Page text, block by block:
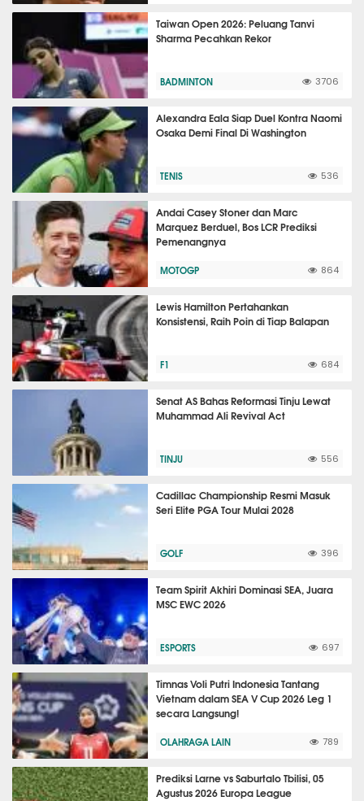
Taiwan Open 2026: Peluang Tanvi
Sharma Pecahkan Rekor
BADMINTON 3706
Alexandra Eala Siap Duel Kontra Naomi
Osaka Demi Final Di Washington
TENIS 536
Andai Casey Stoner dan Marc
Marquez Berduel, Bos LCR Prediksi
Pemenangnya
MOTOGP 864
Lewis Hamilton Pertahankan
Konsistensi, Raih Poin di Tiap Balapan
F1 684
Senat AS Bahas Reformasi Tinju Lewat
Muhammad Ali Revival Act
TINJU 556
Cadillac Championship Resmi Masuk
Seri Elite PGA Tour Mulai 2028
GOLF 396
Team Spirit Akhiri Dominasi SEA, Juara
MSC EWC 2026
ESPORTS 697
Timnas Voli Putri Indonesia Tantang
Vietnam dalam SEA V Cup 2026 Leg 1
secara Langsung!
OLAHRAGA LAIN 789
Prediksi Larne vs Saburtalo Tbilisi, 05
Agustus 2026 Europa League